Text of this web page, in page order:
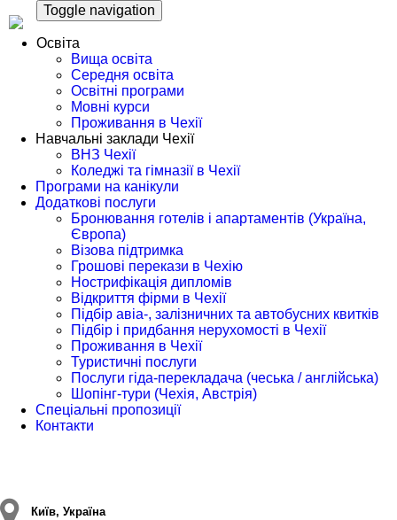
Toggle navigation
Освіта
Вища освіта
Середня освіта
Освітні програми
Мовні курси
Проживання в Чехії
Навчальні заклади Чехії
ВНЗ Чехії
Коледжі та гімназії в Чехії
Програми на канікули
Додаткові послуги
Бронювання готелів і апартаментів (Україна,
Європа)
Візова підтримка
Грошові перекази в Чехію
Нострифікація дипломів
Відкриття фірми в Чехії
Підбір авіа-, залізничних та автобусних квитків
Підбір і придбання нерухомості в Чехії
Проживання в Чехії
Туристичні послуги
Послуги гіда-перекладача (чеська / англійська)
Шопінг-тури (Чехія, Австрія)
Спеціальні пропозиції
Контакти
Київ, Україна